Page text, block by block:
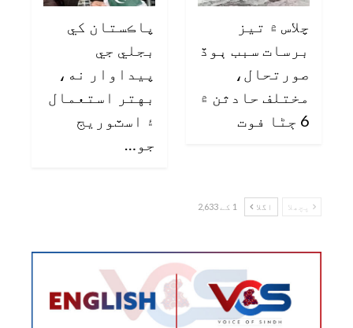
چلاس ۾ تيز
برسات سبب ٻوڏ
صورتحال،
مختلف حادثن ۾
6 ڄڻا فوت
پاڪستان کي
بجلي جي
پيداوار نه،
بهتر استعمال
۽ اسٽوريج
جو…
پچھلا اگلا 1 کے 2,633